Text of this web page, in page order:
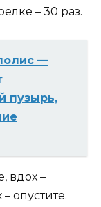
– 30 раз.
—
пузырь,
вдох –
опустите.